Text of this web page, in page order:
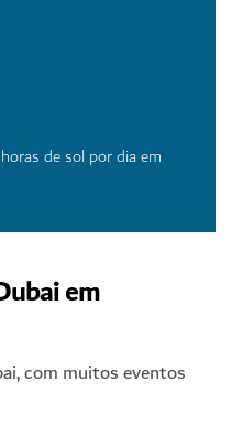
de sol por dia em
em
com muitos eventos